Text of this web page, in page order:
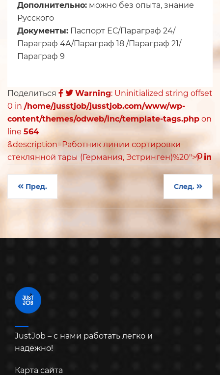
Дополнительно: можно без опыта, знание
Русского
Документы: Паспорт ЕС/Параграф 24/
Параграф 4А/Параграф 18 /Параграф 21/
Параграф 9
Поделиться Warning: Uninitialized string offset
0 in /home/jusstjob/jusstjob.com/www/wp-
content/themes/odweb/inc/template-tags.php on
line 564
&description=Работник линии сортировки
стеклянной тары (Германия, Эстринген)%20">
Пред. След.
JustJob – с нами работать легко и
надежно!
Карта сайта